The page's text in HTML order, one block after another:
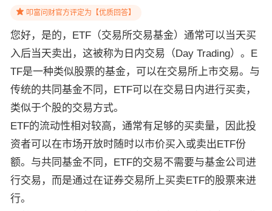
叩富问财官方评定为【优质回答】
您好，是的，ETF（交易所交易基金）通常可以当天买
入后当天卖出，这被称为日内交易（Day Trading）。E
TF是一种类似股票的基金，可以在交易所上市交易。与
传统的共同基金不同，ETF可以在交易日内进行买卖，
类似于个股的交易方式。
ETF的流动性相对较高，通常有足够的买卖量，因此投
资者可以在市场开放时随时以市价买入或卖出ETF份
额。与共同基金不同，ETF的交易不需要与基金公司进
行交易，而是通过在证券交易所上买卖ETF的股票来进
行。